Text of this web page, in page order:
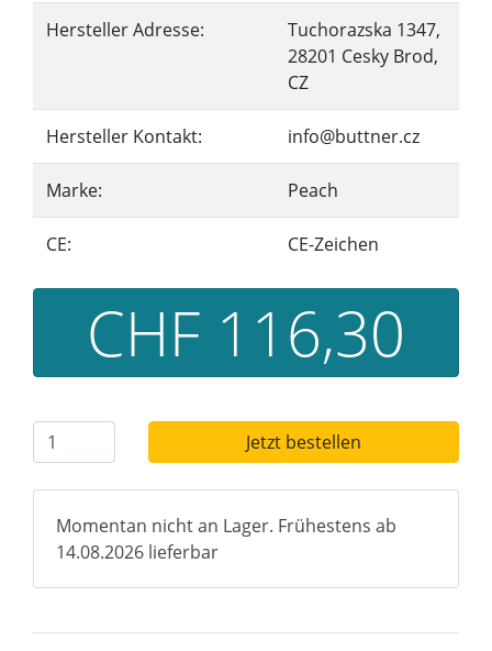
Hersteller Adresse:
Tuchorazska 1347,
28201 Cesky Brod,
CZ
Hersteller Kontakt: info@buttner.cz
Marke: Peach
CE: CE-Zeichen
CHF 116,30
Jetzt bestellen
Momentan nicht an Lager. Frühestens ab
14.08.2026 lieferbar